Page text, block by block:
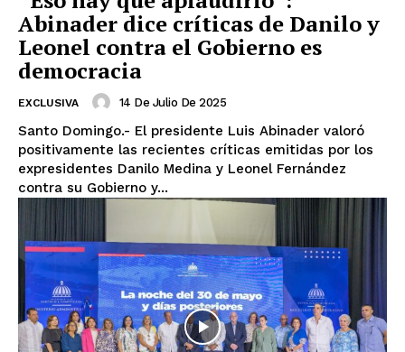
Abinader dice críticas de Danilo y
Leonel contra el Gobierno es
democracia
EXCLUSIVA 14 De Julio De 2025
Santo Domingo.- El presidente Luis Abinader valoró
positivamente las recientes críticas emitidas por los
expresidentes Danilo Medina y Leonel Fernández
contra su Gobierno y...